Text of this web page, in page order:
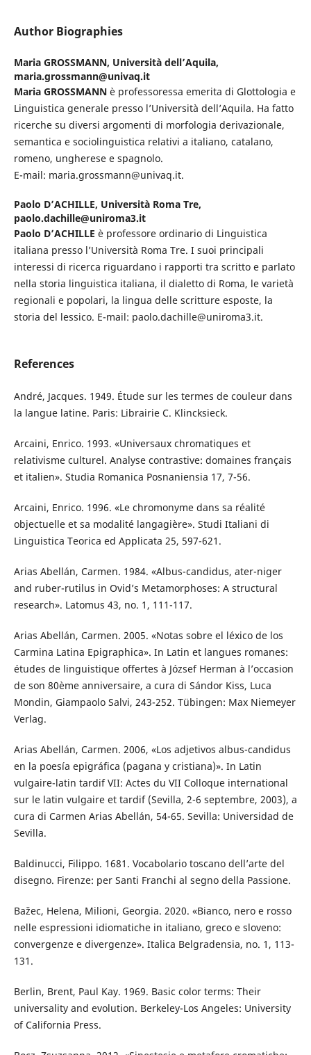
Author Biographies
Maria GROSSMANN, Università dell’Aquila,
maria.grossmann@univaq.it
Maria GROSSMANNè professoressa emerita di Glottologia e
Linguistica generale presso l’Università dell’Aquila. Ha fatto
ricerche su diversi argomenti di morfologia derivazionale,
semantica e sociolinguistica relativi a italiano, catalano,
romeno, ungherese e spagnolo.
E-mail: maria.grossmann@univaq.it.
Paolo D’ACHILLE, Università Roma Tre,
paolo.dachille@uniroma3.it
Paolo D’ACHILLE è professore ordinario di Linguistica
italiana presso l’Università Roma Tre. I suoi principali
interessi di ricerca riguardano i rapporti tra scritto e parlato
nella storia linguistica italiana, il dialetto di Roma, le varietà
regionali e popolari, la lingua delle scritture esposte, la
storia del lessico. E-mail: paolo.dachille@uniroma3.it.
References
André, Jacques. 1949. Étude sur les termes de couleur dans
la langue latine. Paris: Librairie C. Klincksieck.
Arcaini, Enrico. 1993. «Universaux chromatiques et
relativisme culturel. Analyse contrastive: domaines français
et italien». Studia Romanica Posnaniensia 17, 7-56.
Arcaini, Enrico. 1996. «Le chromonyme dans sa réalité
objectuelle et sa modalité langagière». Studi Italiani di
Linguistica Teorica ed Applicata 25, 597-621.
Arias Abellán, Carmen. 1984. «Albus-candidus, ater-niger
and ruber-rutilus in Ovid’s Metamorphoses: A structural
research». Latomus 43, no. 1, 111-117.
Arias Abellán, Carmen. 2005. «Notas sobre el léxico de los
Carmina Latina Epigraphica». In Latin et langues romanes:
études de linguistique offertes à József Herman à l’occasion
de son 80ème anniversaire, a cura di Sándor Kiss, Luca
Mondin, Giampaolo Salvi, 243-252. Tübingen: Max Niemeyer
Verlag.
Arias Abellán, Carmen. 2006, «Los adjetivos albus-candidus
en la poesía epigráfica (pagana y cristiana)». In Latin
vulgaire-latin tardif VII: Actes du VII Colloque international
sur le latin vulgaire et tardif (Sevilla, 2-6 septembre, 2003), a
cura di Carmen Arias Abellán, 54-65. Sevilla: Universidad de
Sevilla.
Baldinucci, Filippo. 1681. Vocabolario toscano dell’arte del
disegno. Firenze: per Santi Franchi al segno della Passione.
Bažec, Helena, Milioni, Georgia. 2020. «Bianco, nero e rosso
nelle espressioni idiomatiche in italiano, greco e sloveno:
convergenze e divergenze». Italica Belgradensia, no. 1, 113-
131.
Berlin, Brent, Paul Kay. 1969. Basic color terms: Their
universality and evolution. Berkeley-Los Angeles: University
of California Press.